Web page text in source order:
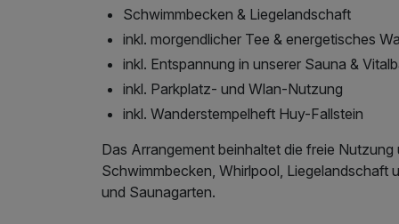
Schwimmbecken & Liegelandschaft
inkl. morgendlicher Tee & energetisches
inkl. Entspannung in unserer Sauna &
inkl. Parkplatz- und Wlan-Nutzung
inkl. Wanderstempelheft Huy-Fallstein
Das Arrangement beinhaltet die freie
Schwimmbecken, Whirlpool, Liegelandschaft
und Saunagarten.